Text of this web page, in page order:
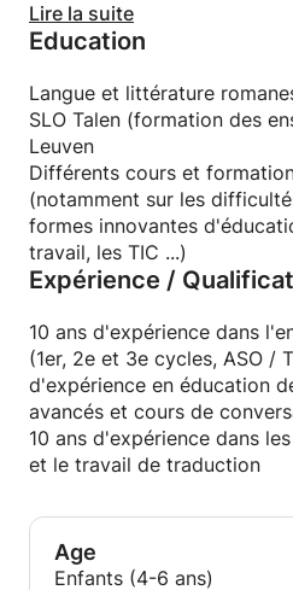
aux intérêts de chacun.
d'ASO / TSO / KSO et
disponible et je conçois de
semaine.
Lire la suite
Education
Langue et littérature
SLO Talen (formation des
Leuven
Différents cours et
(notamment sur les
formes innovantes
travail, les TIC ...)
Expérience /
10 ans d'expérience dans
(1er, 2e et 3e cycles, ASO /
d'expérience en éducation
avancés et cours de
10 ans d'expérience dans
et le travail de traduction
Age
Enfants (4-6 ans)